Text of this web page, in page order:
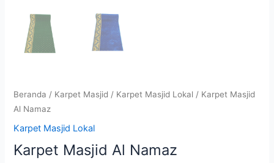
Beranda / Karpet Masjid / Karpet Masjid Lokal / Karpet Masjid
Al Namaz
Karpet Masjid Lokal
Karpet Masjid Al Namaz